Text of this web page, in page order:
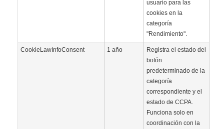
usuario para las
cookies en la
categoría
"Rendimiento".
CookieLawInfoConsent 1 año
Registra el estado del
botón
predeterminado de la
categoría
correspondiente y el
estado de CCPA.
Funciona solo en
coordinación con la